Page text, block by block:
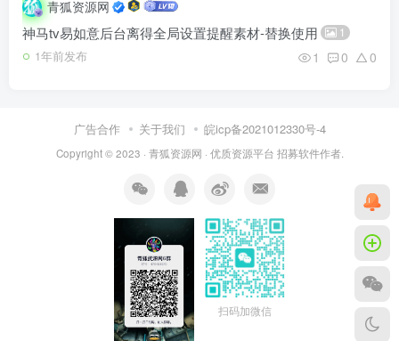
青狐资源网
神马tv易如意后台离得全局设置提醒素材-替换使用 1
1年前发布 1 0 0
广告合作 关于我们 皖icp备2021012330号-4
Copyright © 2023 · 青狐资源网 · 优质资源平台 招募软件作者.
扫码加微信